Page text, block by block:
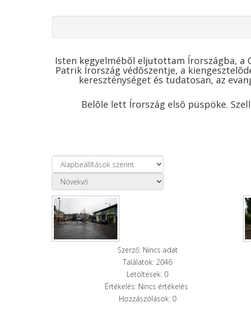
Isten kegyelmébõl eljutottam Írországba, a
Patrik Írország védõszentje, a
kereszténységet és tudatosan, az
Belõle lett Írország elsõ püspöke.
Szerző: Nincs adat
Találatok: 2046
Letöltések: 0
Értékelés: Nincs értékelés
Hozzászólások: 0